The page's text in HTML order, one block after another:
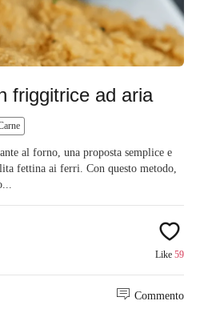
friggitrice ad aria
al forno, una proposta semplice e
fettina ai ferri. Con questo metodo,
Like 59
Commento